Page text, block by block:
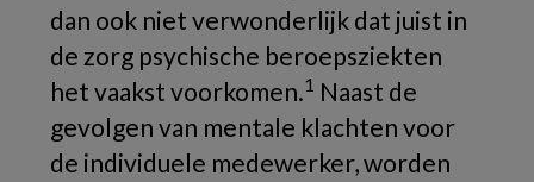
dan ook niet verwonderlijk dat juist in
de zorg psychische beroepsziekten
het vaakst voorkomen.1 Naast de
gevolgen van mentale klachten voor
de individuele medewerker, worden